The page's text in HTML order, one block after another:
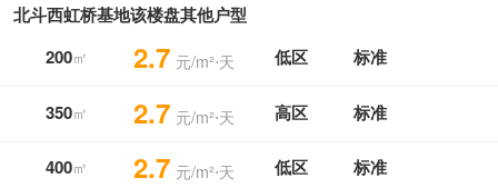
北斗西虹桥基地该楼盘其他户型
200㎡ 2.7 元/m²⋅天 低区 标准
350㎡ 2.7 元/m²⋅天 高区 标准
400㎡ 2.7 元/m²⋅天 低区 标准